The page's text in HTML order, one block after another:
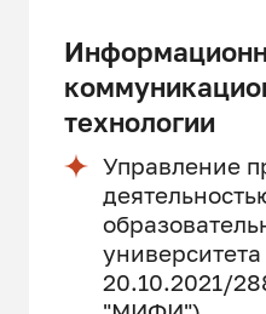
технологии
Управление
20.10.2021/